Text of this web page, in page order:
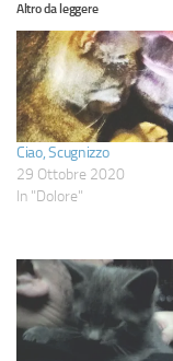
Altro da leggere
Ciao, Scugnizzo
29 Ottobre 2020
In "Dolore"